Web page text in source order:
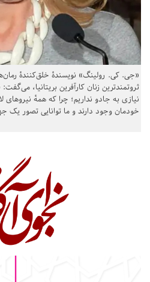
«جی. کی. رولینگ» نویسندهٔ خلق‌کنندهٔ
ثروتمندترین زنان کارآفرین بریتانیا،
نیازی به جادو نداریم؛ چرا که همهٔ نیروهای
خودمان وجود دارند و ما توانایی تصور یک